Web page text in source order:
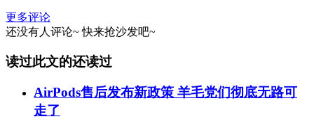
更多评论
还没有人评论~ 快来抢沙发吧~
读过此文的还读过
AirPods售后发布新政策 羊毛党们彻底无路可
走了